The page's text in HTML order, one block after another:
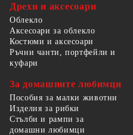
Дрехи и аксесоари
Облекло
Аксесоари за облекло
Костюми и аксесоари
Ръчни чанти, портфейли и
куфари
За домашните любимци
Пособия за малки животни
Изделия за рибки
Стълби и рампи за
домашни любимци